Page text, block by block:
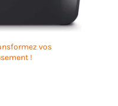
vos
!